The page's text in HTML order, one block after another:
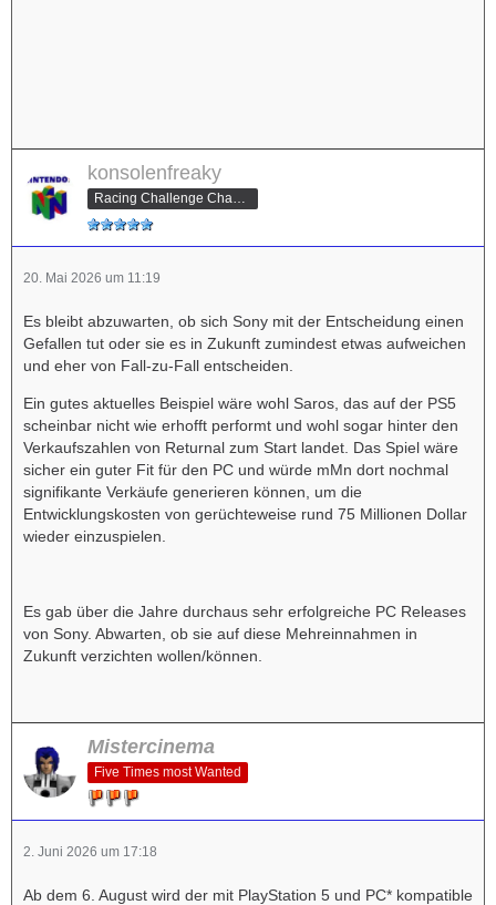
konsolenfreaky
20. Mai 2026 um 11:19
Es bleibt abzuwarten, ob sich Sony mit der Entscheidung einen
Gefallen tut oder sie es in Zukunft zumindest etwas aufweichen
und eher von Fall-zu-Fall entscheiden.
Ein gutes aktuelles Beispiel wäre wohl Saros, das auf der PS5
scheinbar nicht wie erhofft performt und wohl sogar hinter den
Verkaufszahlen von Returnal zum Start landet. Das Spiel wäre
sicher ein guter Fit für den PC und würde mMn dort nochmal
signifikante Verkäufe generieren können, um die
Entwicklungskosten von gerüchteweise rund 75 Millionen Dollar
wieder einzuspielen.
Es gab über die Jahre durchaus sehr erfolgreiche PC Releases
von Sony. Abwarten, ob sie auf diese Mehreinnahmen in
Zukunft verzichten wollen/können.
Mistercinema
Five Times most Wanted
2. Juni 2026 um 17:18
Ab dem 6. August wird der mit PlayStation 5 und PC* kompatible